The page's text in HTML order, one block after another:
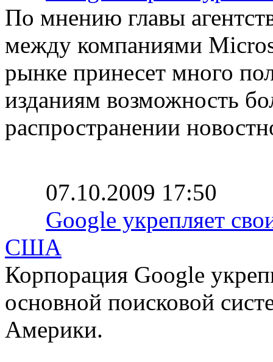
По мнению главы
между компаниями
рынке принесет много
изданиям возможность
распространении
07.10.2009 17:50
Google укрепляет
США
Корпорация Google
основной поисковой
Америки.